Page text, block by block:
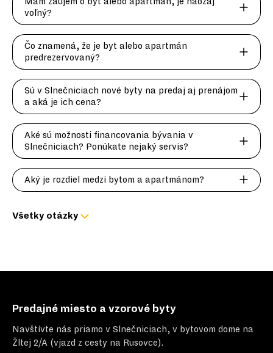
voľný?
Čo znamená, že je byt alebo apartmán
predrezervovaný?
Sú v Slnečniciach nové byty na predaj aj prenájom
a aká je ich cena?
Aké sú možnosti financovania bývania v
Slnečniciach? Ponúkate nejaký servis?
Aký je rozdiel medzi bytom a apartmánom?
Všetky otázky
Predajné miesto a vzorové byty
Navštívte nás priamo v Slnečniciach, v bytovom dome na
Žltej 2/A (vjazd z cesty na Rusovce).